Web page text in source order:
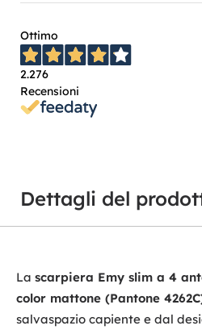
Ottimo
2.276
Recensioni
Dettagli del
La scarpiera Emy slim a 4
color mattone (Pantone
salvaspazio capiente e dal